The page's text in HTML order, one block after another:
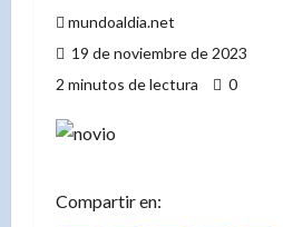
mundoaldia.net
19 de noviembre de 2023
2 minutos de lectura
0
Compartir en: